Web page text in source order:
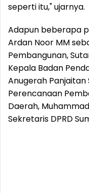
seperti itu," ujarnya.
Adapun beberapa
Ardan Noor MM
Pembangunan,
Kepala Badan
Anugerah Panjaitan
Perencanaan
Daerah,
Sekretaris DPRD